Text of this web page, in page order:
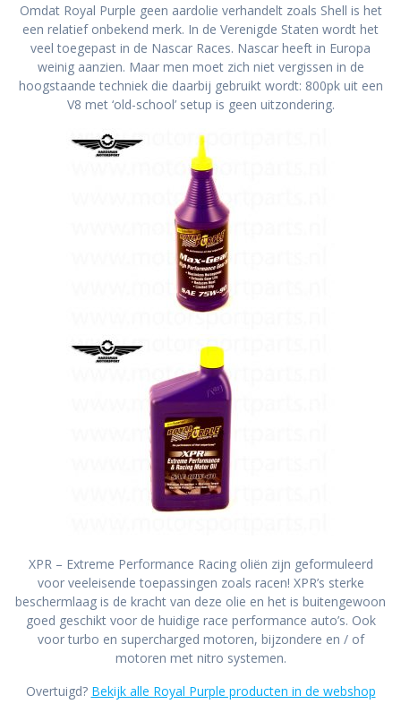
Omdat Royal Purple geen aardolie verhandelt zoals Shell is het
een relatief onbekend merk. In de Verenigde Staten wordt het
veel toegepast in de Nascar Races. Nascar heeft in Europa
weinig aanzien. Maar men moet zich niet vergissen in de
hoogstaande techniek die daarbij gebruikt wordt: 800pk uit een
V8 met ‘old-school’ setup is geen uitzondering.
XPR – Extreme Performance Racing oliën zijn geformuleerd
voor veeleisende toepassingen zoals racen! XPR’s sterke
beschermlaag is de kracht van deze olie en het is buitengewoon
goed geschikt voor de huidige race performance auto’s. Ook
voor turbo en supercharged motoren, bijzondere en / of
motoren met nitro systemen.
Overtuigd? Bekijk alle Royal Purple producten in de webshop